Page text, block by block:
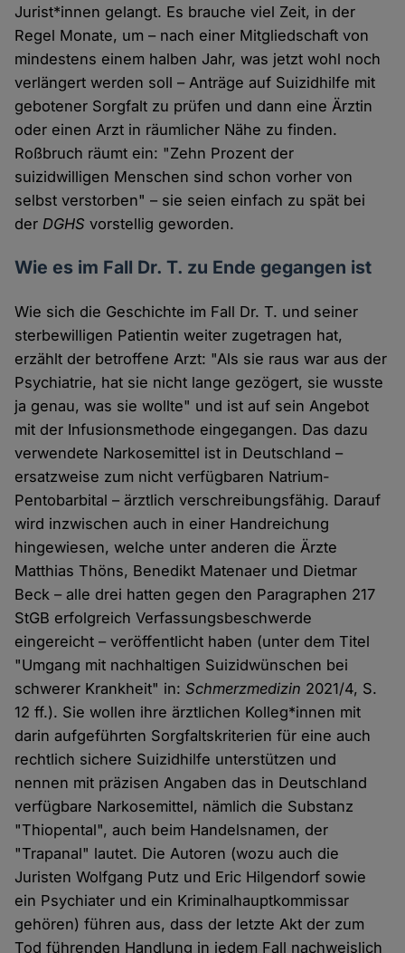
Jurist*innen gelangt. Es brauche viel Zeit, in der
Regel Monate, um – nach einer Mitgliedschaft von
mindestens einem halben Jahr, was jetzt wohl noch
verlängert werden soll – Anträge auf Suizidhilfe mit
gebotener Sorgfalt zu prüfen und dann eine Ärztin
oder einen Arzt in räumlicher Nähe zu finden.
Roßbruch räumt ein: "Zehn Prozent der
suizidwilligen Menschen sind schon vorher von
selbst verstorben" – sie seien einfach zu spät bei
derDGHS vorstellig geworden.
Wie es im Fall Dr. T. zu Ende gegangen ist
Wie sich die Geschichte im Fall Dr. T. und seiner
sterbewilligen Patientin weiter zugetragen hat,
erzählt der betroffene Arzt: "Als sie raus war aus der
Psychiatrie, hat sie nicht lange gezögert, sie wusste
ja genau, was sie wollte" und ist auf sein Angebot
mit der Infusionsmethode eingegangen. Das dazu
verwendete Narkosemittel ist in Deutschland –
ersatzweise zum nicht verfügbaren Natrium-
Pentobarbital – ärztlich verschreibungsfähig. Darauf
wird inzwischen auch in einer Handreichung
hingewiesen, welche unter anderen die Ärzte
Matthias Thöns, Benedikt Matenaer und Dietmar
Beck – alle drei hatten gegen den Paragraphen 217
StGB erfolgreich Verfassungsbeschwerde
eingereicht – veröffentlicht haben (unter dem Titel
"Umgang mit nachhaltigen Suizidwünschen bei
schwerer Krankheit" in:Schmerzmedizin 2021/4, S.
12 ff.). Sie wollen ihre ärztlichen Kolleg*innen mit
darin aufgeführten Sorgfaltskriterien für eine auch
rechtlich sichere Suizidhilfe unterstützen und
nennen mit präzisen Angaben das in Deutschland
verfügbare Narkosemittel, nämlich die Substanz
"Thiopental", auch beim Handelsnamen, der
"Trapanal" lautet. Die Autoren (wozu auch die
Juristen Wolfgang Putz und Eric Hilgendorf sowie
ein Psychiater und ein Kriminalhauptkommissar
gehören) führen aus, dass der letzte Akt der zum
Tod führenden Handlung in jedem Fall nachweislich